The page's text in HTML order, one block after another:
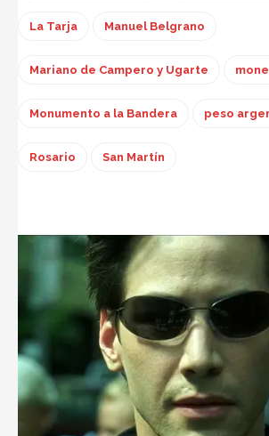
La Tarja Manuel Belgrano
Mariano de Campero y Ugarte
Monumento a la Bandera peso
Rosario San Martín